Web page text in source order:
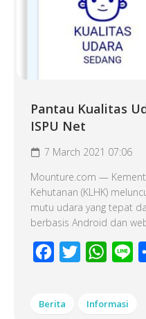
Pantau Kualitas
ISPU Net
7 March 2021 07:06
Mounture.com —
Kehutanan (KLHK)
mutu udara yang tepat
berbasis Android dan
Facebook
Twitter
Berita Informasi